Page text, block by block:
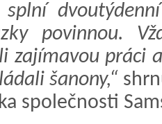
splní
povinnou.
zajímavou práci
šanony,“
společnosti